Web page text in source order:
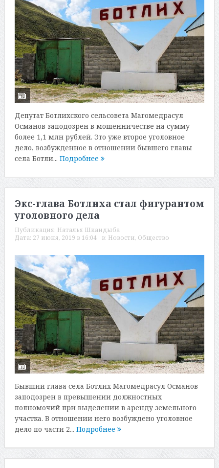
Депутат Ботлихского сельсовета Магомедрасул
Османов заподозрен в мошенничестве на сумму
более 1,1 млн рублей. Это уже второе уголовное
дело, возбужденное в отношении бывшего главы
села Ботли... Подробнее
Экс-глава Ботлиха стал фигурантом
уголовного дела
Публикация: Наталья Шкандыба
Дата: 27 июня, 2019 в 16:04 в: Новости, Общество
Бывший глава села Ботлих Магомедрасул Османов
заподозрен в превышении должностных
полномочий при выделении в аренду земельного
участка. В отношении него возбуждено уголовное
дело по части 2... Подробнее